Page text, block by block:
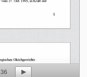
36